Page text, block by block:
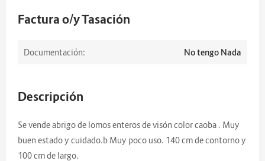
Factura o/y Tasación
Documentación: No tengo Nada
Descripción
Se vende abrigo de lomos enteros de visón color caoba . Muy
buen estado y cuidado.b Muy poco uso. 140 cm de contorno y
100 cm de largo.